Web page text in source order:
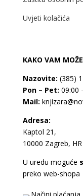
Uvjeti kolačića
KAKO VAM
Nazovite: (385)
Pon – Pet: 09:00
Mail:
Adresa:
Kaptol 21,
10000 Zagreb, HR
U uredu moguće
preko web-shopa